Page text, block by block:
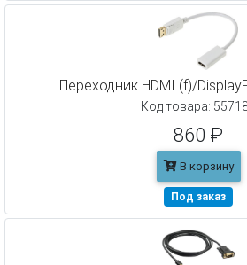
Переходник HDMI (f)/
Код товара:
860 ₽
В корзину
Под заказ